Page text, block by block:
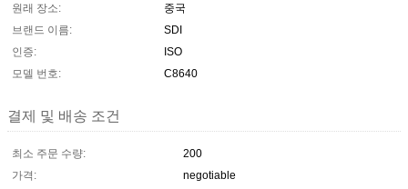
원래 장소:
중국
브랜드 이름:
SDI
인증:
ISO
모델 번호:
C8640
결제 및 배송 조건
최소 주문 수량:
200
가격:
negotiable